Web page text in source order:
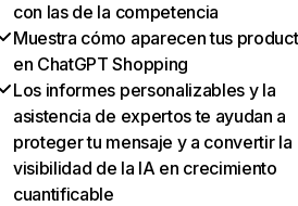
con las de la competencia
Muestra cómo aparecen tus
en ChatGPT Shopping
Los informes personalizables y la
asistencia de expertos te ayudan a
proteger tu mensaje y a convertir la
visibilidad de la IA en crecimiento
cuantificable